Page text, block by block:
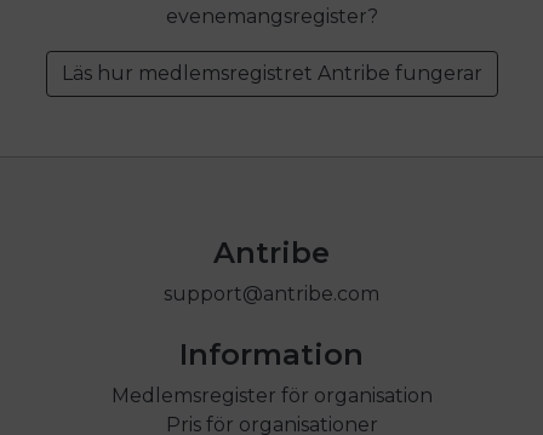
evenemangsregister?
Läs hur medlemsregistret Antribe fungerar
Antribe
support@antribe.com
Information
Medlemsregister för organisation
Pris för organisationer